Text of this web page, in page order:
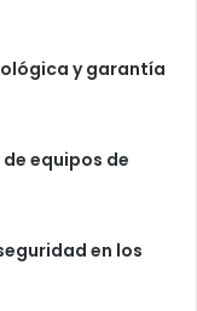
y garantía
equipos de
en los